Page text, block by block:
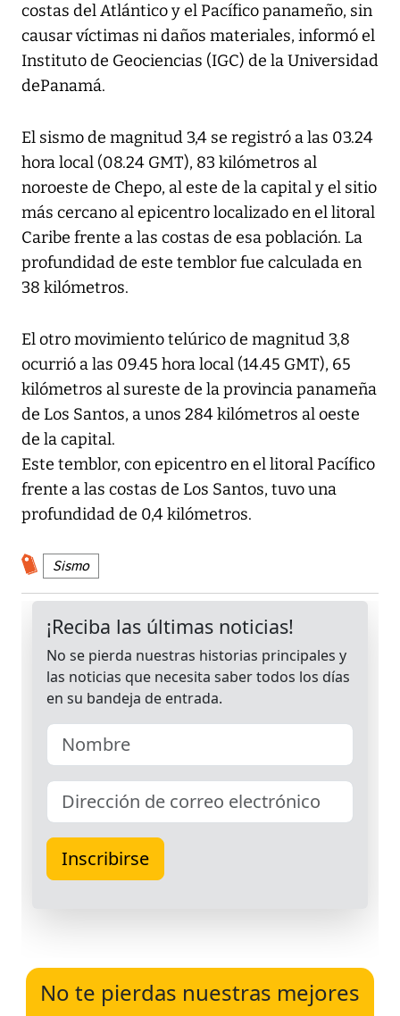
costas del Atlántico y el Pacífico panameño, sin
causar víctimas ni daños materiales, informó el
Instituto de Geociencias (IGC) de la Universidad
dePanamá.
El sismo de magnitud 3,4 se registró a las 03.24
hora local (08.24 GMT), 83 kilómetros al
noroeste de Chepo, al este de la capital y el sitio
más cercano al epicentro localizado en el litoral
Caribe frente a las costas de esa población. La
profundidad de este temblor fue calculada en
38 kilómetros.
El otro movimiento telúrico de magnitud 3,8
ocurrió a las 09.45 hora local (14.45 GMT), 65
kilómetros al sureste de la provincia panameña
de Los Santos, a unos 284 kilómetros al oeste
de la capital.
Este temblor, con epicentro en el litoral Pacífico
frente a las costas de Los Santos, tuvo una
profundidad de 0,4 kilómetros.
Sismo
No te pierdas nuestras mejores